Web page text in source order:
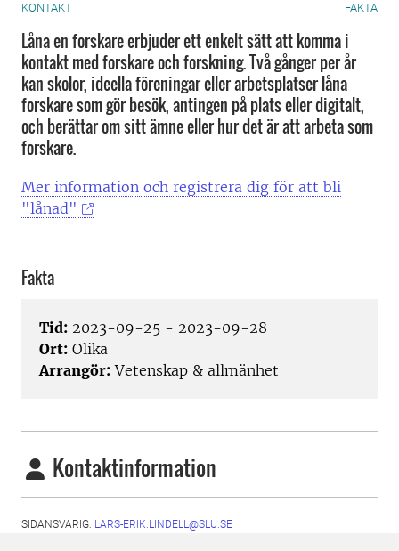
KONTAKT FAKTA
Låna en forskare erbjuder ett enkelt sätt att komma i
kontakt med forskare och forskning. Två gånger per år
kan skolor, ideella föreningar eller arbetsplatser låna
forskare som gör besök, antingen på plats eller digitalt,
och berättar om sitt ämne eller hur det är att arbeta som
forskare.
Mer information och registrera dig för att bli
"lånad"
Fakta
Tid: 2023-09-25 - 2023-09-28
Ort: Olika
Arrangör: Vetenskap & allmänhet
Kontaktinformation
SIDANSVARIG: LARS-ERIK.LINDELL@SLU.SE